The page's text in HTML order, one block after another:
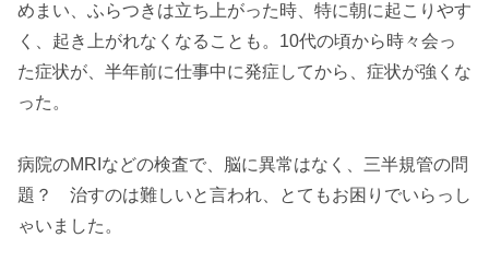
めまい、ふらつきは立ち上がった時、特に朝に起こりやす
く、起き上がれなくなることも。10代の頃から時々会っ
た症状が、半年前に仕事中に発症してから、症状が強くな
った。
病院のMRIなどの検査で、脳に異常はなく、三半規管の問
題？ 治すのは難しいと言われ、とてもお困りでいらっし
ゃいました。